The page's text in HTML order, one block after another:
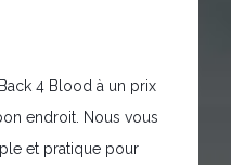
4 Blood à un prix
endroit. Nous vous
et pratique pour